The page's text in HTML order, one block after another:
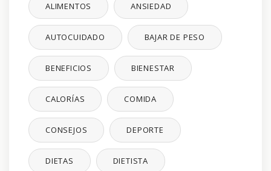
ALIMENTOS ANSIEDAD
AUTOCUIDADO BAJAR DE PESO
BENEFICIOS BIENESTAR
CALORÍAS COMIDA
CONSEJOS DEPORTE
DIETAS DIETISTA